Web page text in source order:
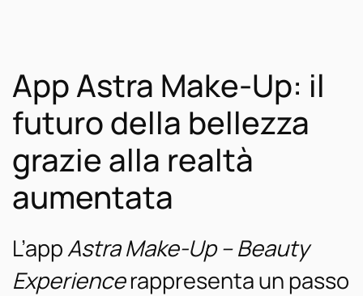
App Astra Make-Up: il
futuro della bellezza
grazie alla realtà
aumentata
L’appAstra Make-Up – Beauty
Experiencerappresenta un passo